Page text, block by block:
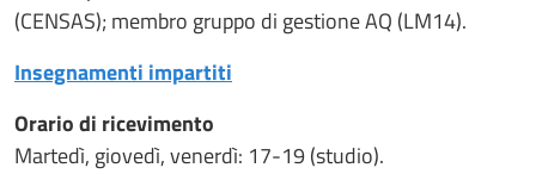
(CENSAS); membro gruppo di gestione AQ (LM14).
Insegnamenti impartiti
Orario di ricevimento
Martedì, giovedì, venerdì: 17-19 (studio).